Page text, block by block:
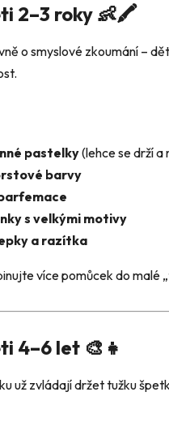
2–3 roky 👶🖍️
o smyslové zkoumání –
pastelky(lehce se drží a
barvy
s velkými motivy
a razítka
více pomůcek do malé
4–6 let 🎨👧
už zvládají držet tužku